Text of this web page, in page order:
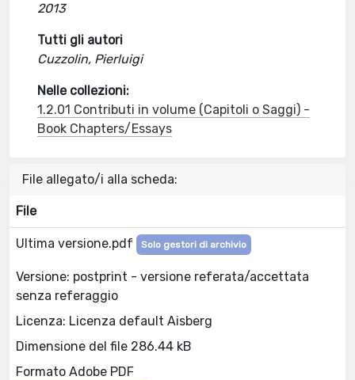
2013
Tutti gli autori
Cuzzolin, Pierluigi
Nelle collezioni:
1.2.01 Contributi in volume (Capitoli o Saggi) -
Book Chapters/Essays
File allegato/i alla scheda:
File
Ultima versione.pdf Solo gestori di archivio
Versione: postprint - versione referata/accettata
senza referaggio
Licenza: Licenza default Aisberg
Dimensione del file 286.44 kB
Formato Adobe PDF